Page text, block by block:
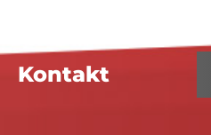
Kontakt